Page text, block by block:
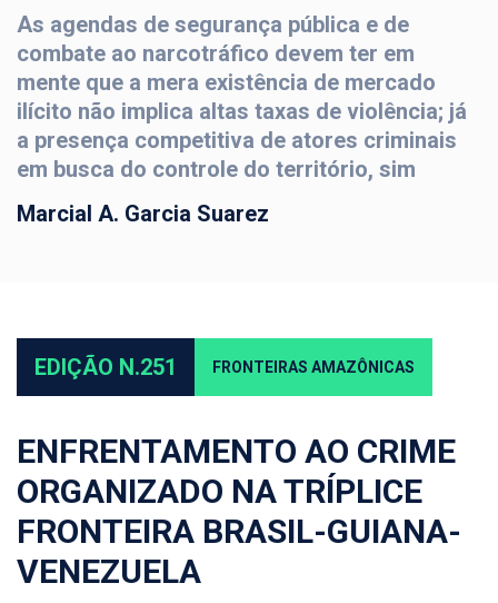
As agendas de segurança pública e de
combate ao narcotráfico devem ter em
mente que a mera existência de mercado
ilícito não implica altas taxas de violência; já
a presença competitiva de atores criminais
em busca do controle do território, sim
Marcial A. Garcia Suarez
EDIÇÃO N.251 FRONTEIRAS AMAZÔNICAS
ENFRENTAMENTO AO CRIME
ORGANIZADO NA TRÍPLICE
FRONTEIRA BRASIL-GUIANA-
VENEZUELA